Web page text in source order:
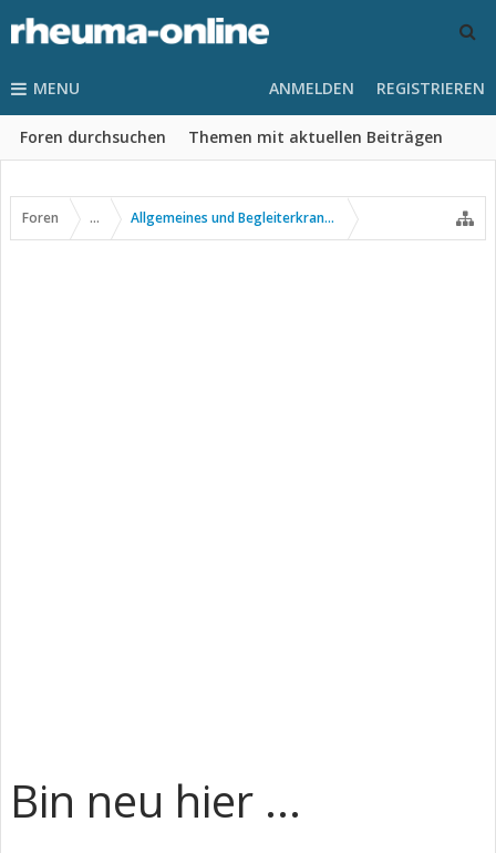
MENU
Foren durchsuchen Themen mit aktuellen Beiträgen
ANMELDEN REGISTRIEREN
Foren ... Allgemeines und Begleiterkrankungen
Bin neu hier ...